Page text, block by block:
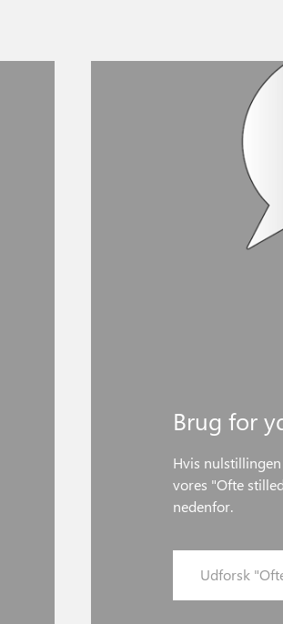
Brug for
Hvis
vores "Ofte
nedenfor.
Udforsk